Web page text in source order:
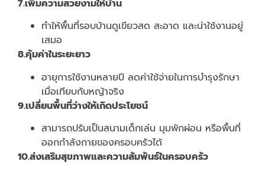
7.เพิ่มความสวยงามให้บ้าน
ทำให้พื้นที่รอบบ้านดูเขียวสด สะอาด และน่าใช้งานอยู่
เสมอ
8.คุ้มค่าในระยะยาว
อายุการใช้งานหลายปี ลดค่าใช้จ่ายในการบำรุงรักษา
เมื่อเทียบกับหญ้าจริง
9.เปลี่ยนพื้นที่ว่างให้เกิดประโยชน์
สามารถปรับเป็นสนามเด็กเล่น มุมพักผ่อน หรือพื้นที่
ออกกำลังกายของครอบครัวได้
10.ส่งเสริมสุขภาพและความสัมพันธ์ในครอบครัว